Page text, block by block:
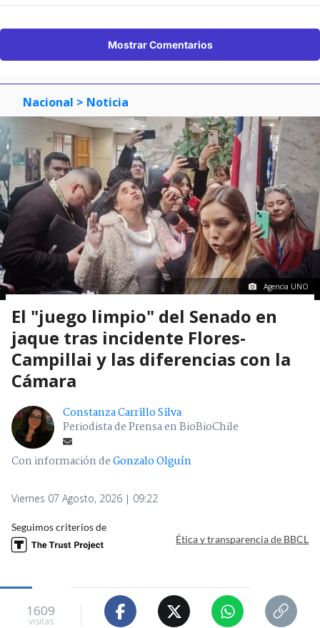
Mostrar Comentarios
Nacional > Noticia
Agencia UNO
El "juego limpio" del Senado en
jaque tras incidente Flores-
Campillai y las diferencias con la
Cámara
Constanza Carrillo Silva
Periodista de Prensa en BioBioChile
Con información deGonzalo Olguín
Viernes 07 Agosto, 2026 | 09:22
Seguimos criterios de
Ética y transparencia de BBCL
1609
visitas